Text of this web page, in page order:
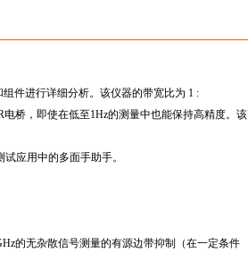
件进行详细分析。该仪器的带宽比为 1 :
电桥，即使在低至1Hz的测量中也能保持高精度。该
应用中的多面手助手。
的无杂散信号测量的有源边带抑制（在一定条件